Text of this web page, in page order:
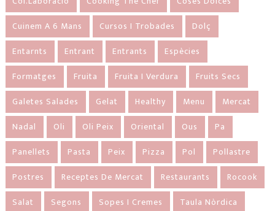
Cuinem A 6 Mans
Cursos I Trobades
Dolç
Entarnts
Entrant Entrants
Espècies
Formatges
Fruita Fruita I Verdura
Fruits Secs
Galetes Salades
Gelat Healthy Menu
Mercat
Nadal
Oli Oli Peix Oriental Ous
Pa
Panellets
Pasta Peix Pizza Pol
Pollastre
Postres
Receptes De Mercat Restaurants
Rocook
Salat
Segons Sopes I Cremes
Taula Nòrdica